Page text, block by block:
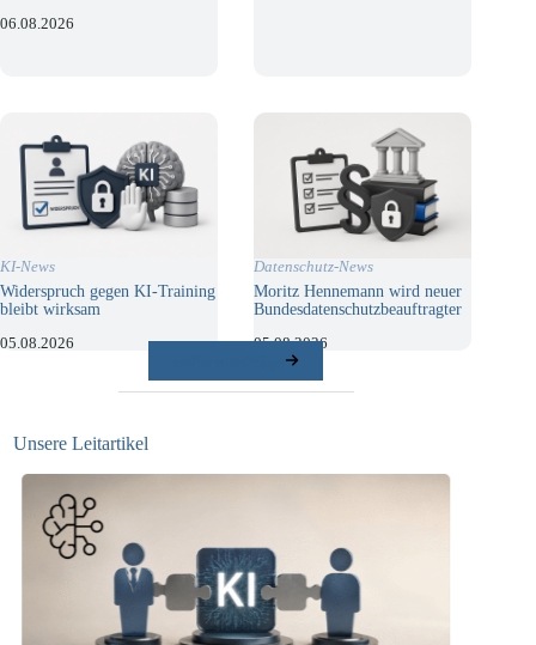
06.08.2026
KI-News
Widerspruch gegen KI-Training
bleibt wirksam
05.08.2026
Datenschutz-News
Moritz Hennemann wird neuer
Bundesdatenschutzbeauftragter
05.08.2026
Unsere Leitartikel